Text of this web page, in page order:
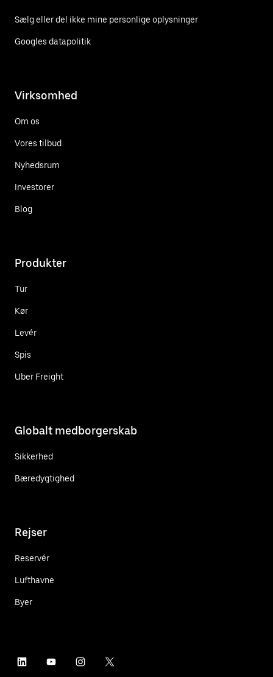
Sælg eller del ikke mine personlige oplysninger
Googles datapolitik
Virksomhed
Om os
Vores tilbud
Nyhedsrum
Investorer
Blog
Produkter
Tur
Kør
Levér
Spis
Uber Freight
Globalt medborgerskab
Sikkerhed
Bæredygtighed
Rejser
Reservér
Lufthavne
Byer